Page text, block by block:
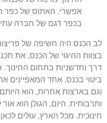
אפשרי. האתוס של כפר
בכפר דגם של חברה
לב הכנס היה חשיפה של
בצוות ההיגוי של הכנס, את
דרך וחדשניות בתחום החינוך.
ביטוי בכנס. אחד המאפיינים
וגם בארצות אחרות, הוא
ותרבותית. היום, הגולן הוא
חינוכית. מכל הארץ, עולים